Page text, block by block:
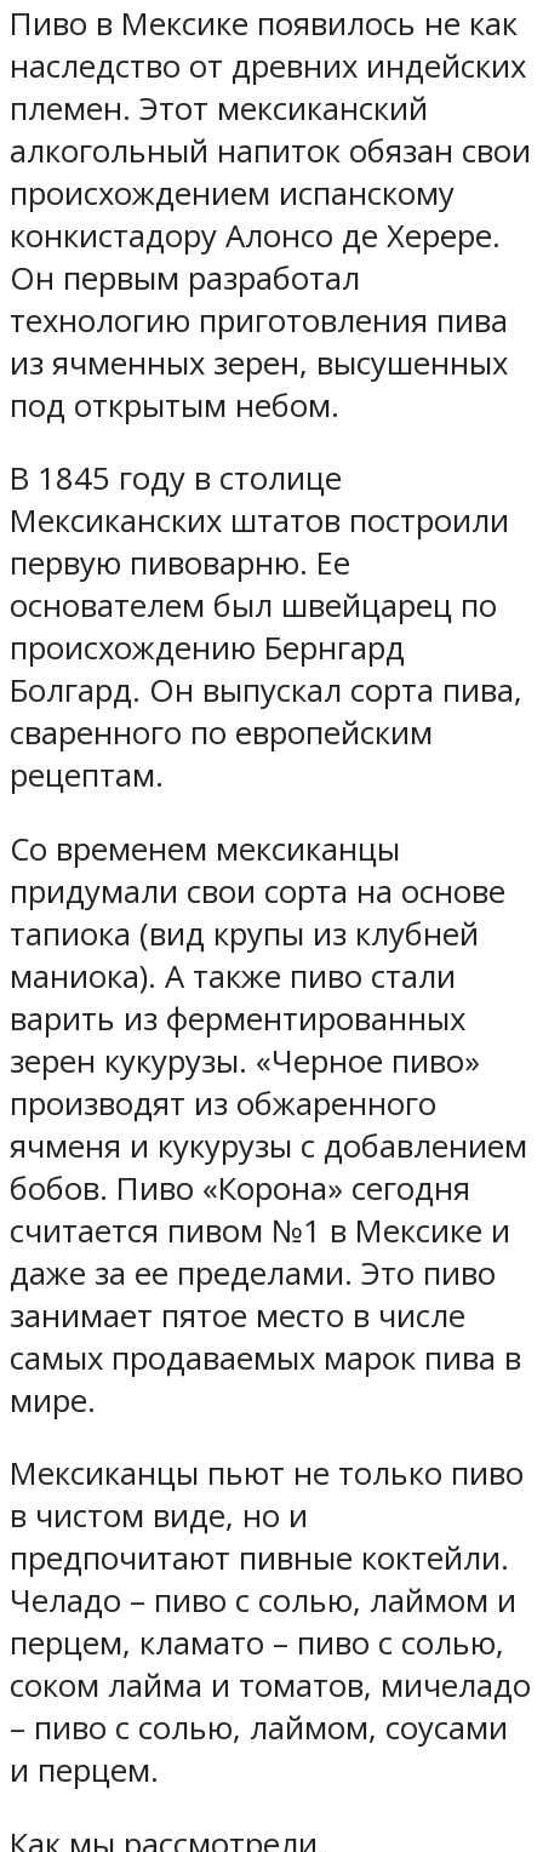
Пиво в Мексике появилось не как
наследство от древних индейских
племен. Этот мексиканский
алкогольный напиток обязан свои
происхождением испанскому
конкистадору Алонсо де Херере.
Он первым разработал
технологию приготовления пива
из ячменных зерен, высушенных
под открытым небом.
В 1845 году в столице
Мексиканских штатов построили
первую пивоварню. Ее
основателем был швейцарец по
происхождению Бернгард
Болгард. Он выпускал сорта пива,
сваренного по европейским
рецептам.
Со временем мексиканцы
придумали свои сорта на основе
тапиока (вид крупы из клубней
маниока). А также пиво стали
варить из ферментированных
зерен кукурузы. «Черное пиво»
производят из обжаренного
ячменя и кукурузы с добавлением
бобов. Пиво «Корона» сегодня
считается пивом №1 в Мексике и
даже за ее пределами. Это пиво
занимает пятое место в числе
самых продаваемых марок пива в
мире.
Мексиканцы пьют не только пиво
в чистом виде, но и
предпочитают пивные коктейли.
Челадо – пиво с солью, лаймом и
перцем, кламато – пиво с солью,
соком лайма и томатов, мичеладо
– пиво с солью, лаймом, соусами
и перцем.